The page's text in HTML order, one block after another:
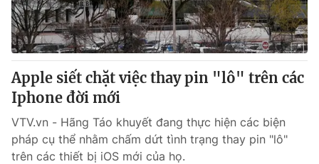
Cơ quan chủ quản:Đài Truyền hình Việt Nam
Cơ quan báo chí:Thời báo VTV
Giấy phép hoạt động báo in và báo điện tử số 483/GP-BTTTT
cấp ngày 29/12/2023
Tổng Biên tập: Vũ Thanh Thủy
Phó Tổng Biên tập:Nguyễn Thị Mỹ Hạnh, Phạm Quốc Thắng,
Tổng đài VTV: 024.38 355 931 - 024.38 355 932
Ðiện thoại Thời báo VTV:024.66 897 897
Apple siết chặt việc thay pin "lô" trên các
Iphone đời mới
VTV.vn - Hãng Táo khuyết đang thực hiện các biện
pháp cụ thể nhằm chấm dứt tình trạng thay pin "lô"
trên các thiết bị iOS mới của họ.